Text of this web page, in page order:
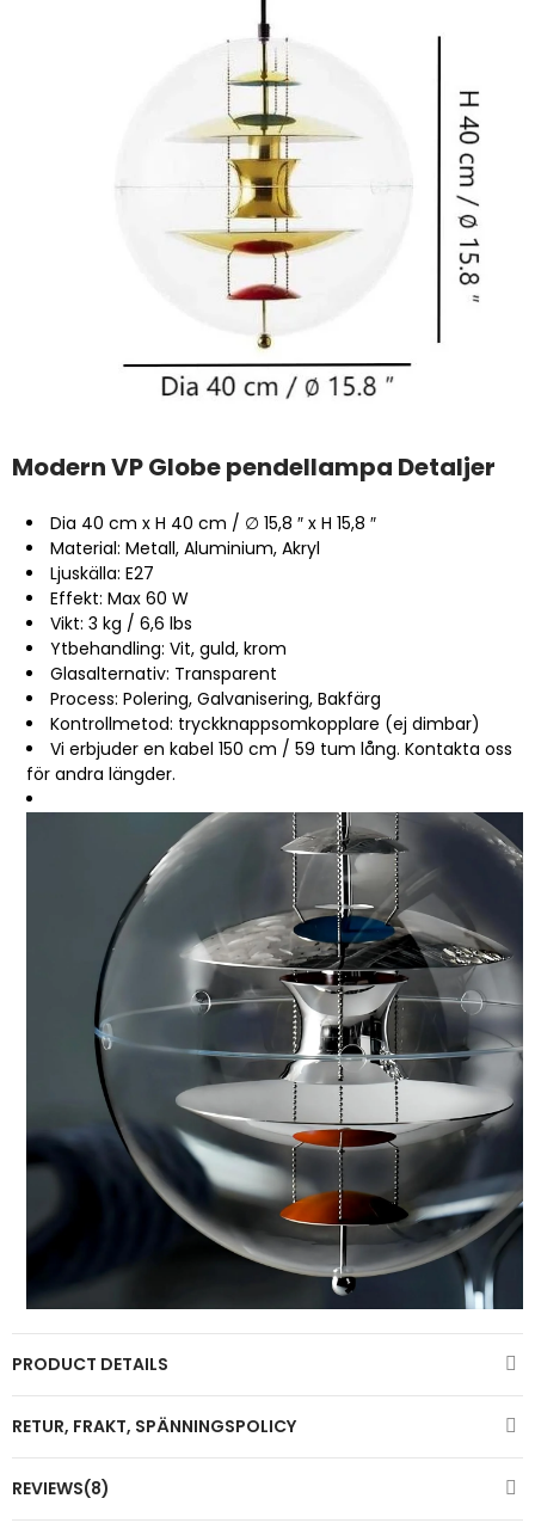
Modern VP Globe pendellampa Detaljer
Dia 40 cm x H 40 cm / ∅ 15,8 ″ x H 15,8 ″
Material: Metall, Aluminium, Akryl
Ljuskälla: E27
Effekt: Max 60 W
Vikt: 3 kg / 6,6 lbs
Ytbehandling: Vit, guld, krom
Glasalternativ: Transparent
Process: Polering, Galvanisering, Bakfärg
Kontrollmetod: tryckknappsomkopplare (ej dimbar)
Vi erbjuder en kabel 150 cm / 59 tum lång. Kontakta oss
för andra längder.
PRODUCT DETAILS
RETUR, FRAKT, SPÄNNINGSPOLICY
REVIEWS(8)